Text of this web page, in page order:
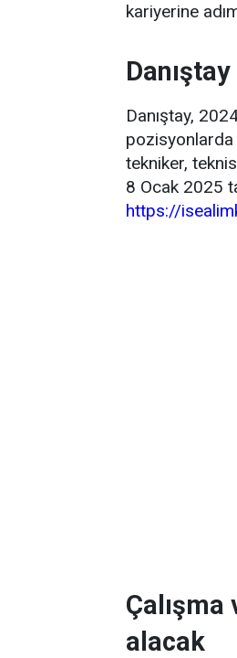
kariyerine
Danıştay,
pozisyonlarda
tekniker,
8 Ocak 2025
https://
Çalışma
alacak